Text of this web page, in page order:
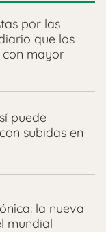
por las
que los
mayor
puede
subidas en
la nueva
mundial